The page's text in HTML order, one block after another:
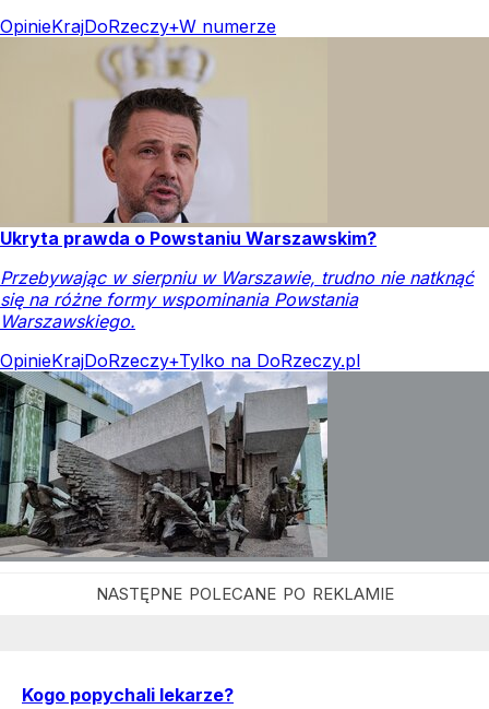
OpinieKrajDoRzeczy+W numerze
Ukryta prawda o Powstaniu Warszawskim?
Przebywając w sierpniu w Warszawie, trudno nie natknąć
się na różne formy wspominania Powstania
Warszawskiego.
OpinieKrajDoRzeczy+Tylko na DoRzeczy.pl
Kogo popychali lekarze?